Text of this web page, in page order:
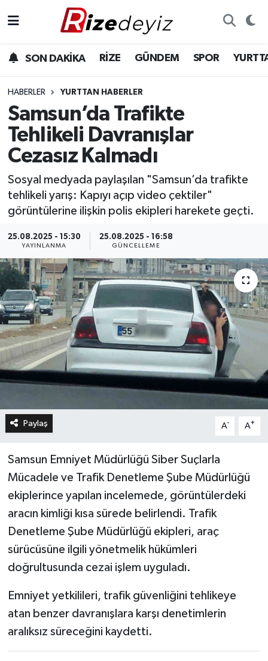
SON DAKİKA RİZE GÜNDEM SPOR
HABERLER YURTTAN HABERLER
Samsun’da Trafikte
Tehlikeli Davranışlar
Cezasız Kalmadı
Sosyal medyada paylaşılan "Samsun’da trafikte
tehlikeli yarış: Kapıyı açıp video çektiler"
görüntülerine ilişkin polis ekipleri harekete geçti.
25.08.2025 - 15:30
YAYINLANMA
25.08.2025 - 16:58
GÜNCELLEME
Paylaş A- A+
Samsun Emniyet Müdürlüğü Siber Suçlarla
Mücadele ve Trafik Denetleme Şube Müdürlüğü
ekiplerince yapılan incelemede, görüntülerdeki
aracın kimliği kısa sürede belirlendi. Trafik
Denetleme Şube Müdürlüğü ekipleri, araç
sürücüsüne ilgili yönetmelik hükümleri
doğrultusunda cezai işlem uyguladı.
Emniyet yetkilileri, trafik güvenliğini tehlikeye
atan benzer davranışlara karşı denetimlerin
aralıksız süreceğini kaydetti.
Gündem
Yurttan Haberler
Ekonomi
Sağlık
Rize Hava Durumu
Rize Trafik Yoğunluk Haritası
Süper Lig Puan Durumu ve Fikstür
Son Dakika Haberleri